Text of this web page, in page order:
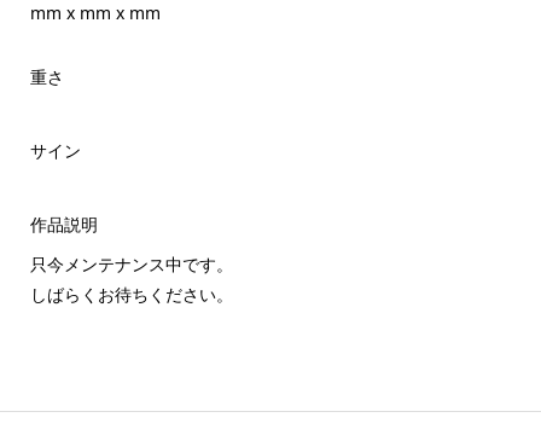
mm x mm x mm
重さ
サイン
作品説明
只今メンテナンス中です。
しばらくお待ちください。